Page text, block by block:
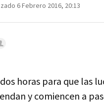
6 Febrero 2016, 20:13
horas para que las
y comiencen a